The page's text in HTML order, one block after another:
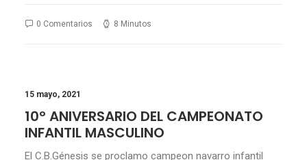
0 Comentarios 8 Minutos
15 mayo, 2021
10º ANIVERSARIO DEL CAMPEONATO
INFANTIL MASCULINO
El C.B.Génesis se proclamo campeon navarro infantil